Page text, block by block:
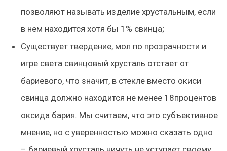
позволяют называть изделие хрустальным, если
в нем находится хотя бы 1% свинца;
Существует твердение, мол по прозрачности и
игре света свинцовый хрусталь отстает от
бариевого, что значит, в стекле вместо окиси
свинца должно находится не менее 18процентов
оксида бария. Мы считаем, что это субъективное
мнение, но с уверенностью можно сказать одно